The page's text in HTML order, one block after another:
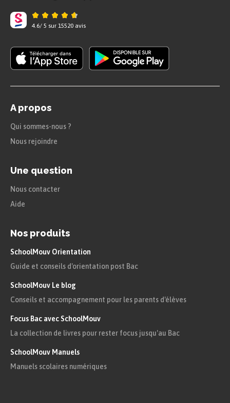
4.6/ 5 sur 15520 avis
A propos
Qui sommes-nous ?
Nous rejoindre
Une question
Nous contacter
Aide
Nos produits
SchoolMouv Orientation
Guide et conseils d'orientation post Bac
SchoolMouv Le blog
Conseils et accompagnement pour les parents d'élèves
Focus Bac avec SchoolMouv
La collection de livres pour rester focus jusqu'au Bac
SchoolMouv Manuels
Manuels scolaires numériques